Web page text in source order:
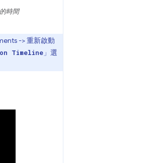
時間
-> 重新啟動
Timeline 」選